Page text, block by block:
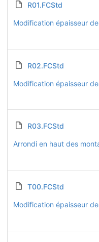
R01.FCStd
Modification épaisseur
R02.FCStd
Modification épaisseur
R03.FCStd
T00.FCStd
Modification épaisseur